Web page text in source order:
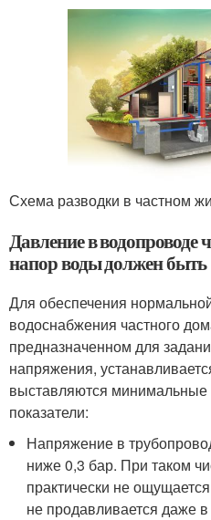
Схема разводки в частном
Давление в водопроводе
напор воды должен быть
Для обеспечения
водоснабжения частного
предназначенном для
напряжения,
выставляются
показатели:
Напряжение в
ниже 0,3 бар. При таком
практически не
не продавливается даже